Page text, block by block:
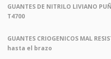
GUANTES DE NITRILO LIVIANO
T4700
GUANTES CRIOGENICOS MAL
hasta el brazo